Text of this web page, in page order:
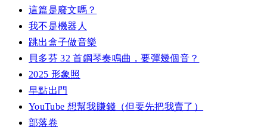
這篇是廢文嗎？
我不是機器人
跳出盒子做音樂
貝多芬 32 首鋼琴奏鳴曲，要彈幾個音？
2025 形象照
早點出門
YouTube 想幫我賺錢（但要先把我賣了）
部落卷